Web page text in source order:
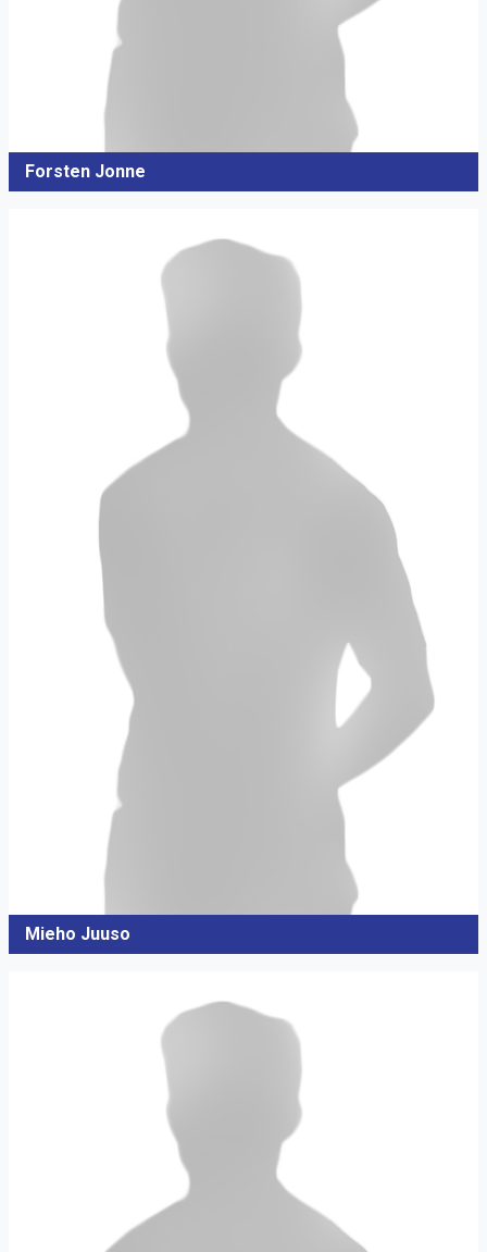
Forsten Jonne
Mieho Juuso